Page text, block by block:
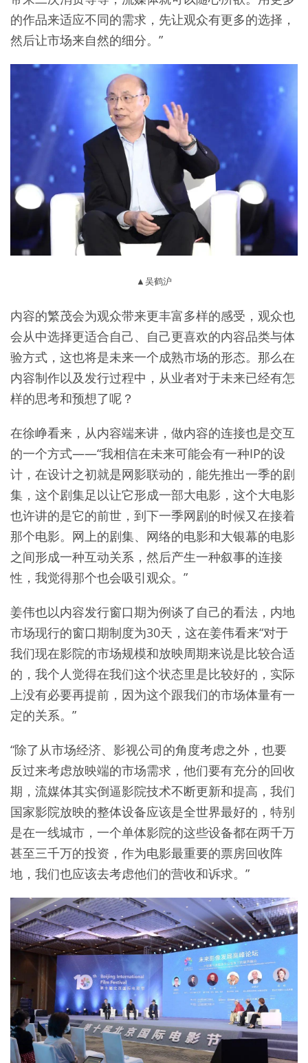
的作品来适应不同的需求，先让观众有更多的选择，
然后让市场来自然的细分。”
▲吴鹤沪
内容的繁茂会为观众带来更丰富多样的感受，观众也
会从中选择更适合自己、自己更喜欢的内容品类与体
验方式，这也将是未来一个成熟市场的形态。那么在
内容制作以及发行过程中，从业者对于未来已经有怎
样的思考和预想了呢？
在徐峥看来，从内容端来讲，做内容的连接也是交互
的一个方式——“我相信在未来可能会有一种IP的设
计，在设计之初就是网影联动的，能先推出一季的剧
集，这个剧集足以让它形成一部大电影，这个大电影
也许讲的是它的前世，到下一季网剧的时候又在接着
那个电影。网上的剧集、网络的电影和大银幕的电影
之间形成一种互动关系，然后产生一种叙事的连接
性，我觉得那个也会吸引观众。”
姜伟也以内容发行窗口期为例谈了自己的看法，内地
市场现行的窗口期制度为30天，这在姜伟看来“对于
我们现在影院的市场规模和放映周期来说是比较合适
的，我个人觉得在我们这个状态里是比较好的，实际
上没有必要再提前，因为这个跟我们的市场体量有一
定的关系。”
“除了从市场经济、影视公司的角度考虑之外，也要
反过来考虑放映端的市场需求，他们要有充分的回收
期，流媒体其实倒逼影院技术不断更新和提高，我们
国家影院放映的整体设备应该是全世界最好的，特别
是在一线城市，一个单体影院的这些设备都在两千万
甚至三千万的投资，作为电影最重要的票房回收阵
地，我们也应该去考虑他们的营收和诉求。”